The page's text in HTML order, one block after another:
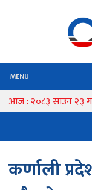
MENU
आज : २०८३ साउन २३
कर्णाली